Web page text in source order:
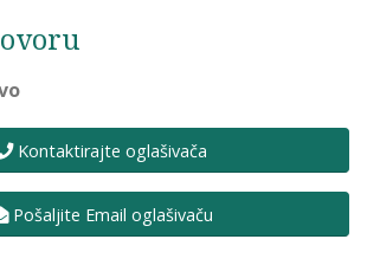
Kontaktirajte oglašivača
Pošaljite Email oglašivaču